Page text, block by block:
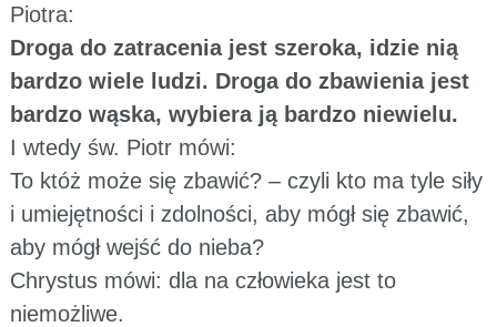
Piotra:
Droga do zatracenia jest szeroka, idzie nią
bardzo wiele ludzi. Droga do zbawienia jest
bardzo wąska, wybiera ją bardzo niewielu.
I wtedy św. Piotr mówi:
To któż może się zbawić? – czyli kto ma tyle siły
i umiejętności i zdolności, aby mógł się zbawić,
aby mógł wejść do nieba?
Chrystus mówi: dla na człowieka jest to
niemożliwe.